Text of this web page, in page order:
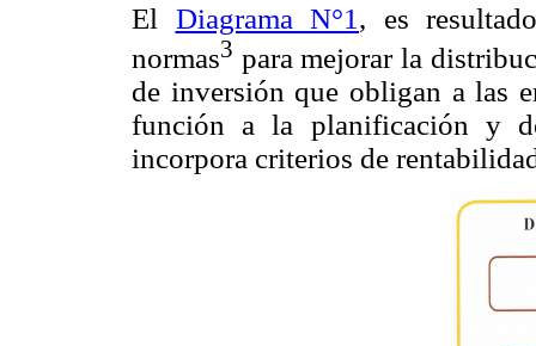
El Diagrama N°1 , es
normas3 para mejorar la
de inversión que obligan a las
función a la planificación y
incorpora criterios de